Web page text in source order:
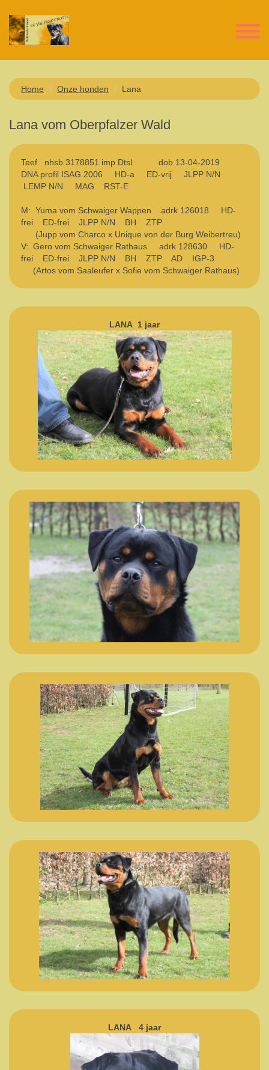
Home Onze honden Lana
Lana vom Oberpfalzer Wald
Teef nhsb 3178851 imp Dtsl dob 13-04-2019
DNA profil ISAG 2006 HD-a ED-vrij JLPP N/N
LEMP N/N MAG RST-E
M: Yuma vom Schwaiger Wappen adrk 126018 HD-
frei ED-frei JLPP N/N BH ZTP
(Jupp vom Charco x Unique von der Burg Weibertreu)
V: Gero vom Schwaiger Rathaus adrk 128630 HD-
frei ED-frei JLPP N/N BH ZTP AD IGP-3
(Artos vom Saaleufer x Sofie vom Schwaiger Rathaus)
LANA 1 jaar
LANA 4 jaar